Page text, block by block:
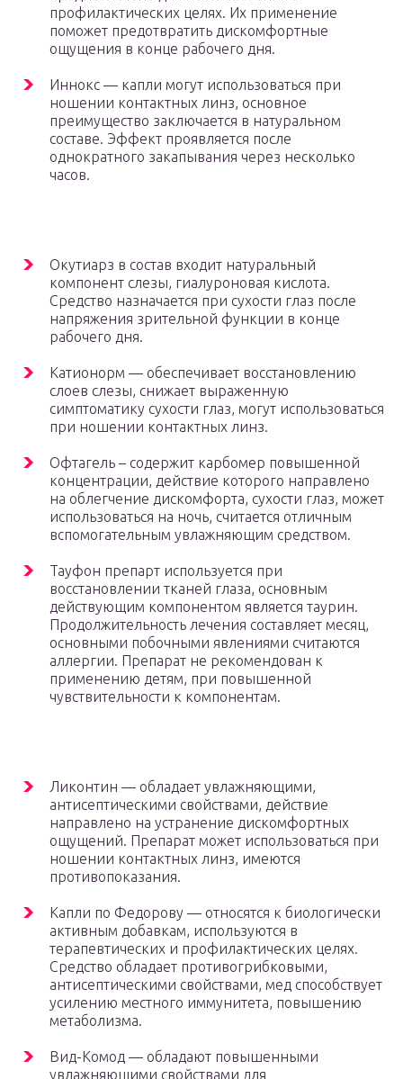
профилактических целях. Их применение
поможет предотвратить дискомфортные
ощущения в конце рабочего дня.
Иннокс — капли могут использоваться при
ношении контактных линз, основное
преимущество заключается в натуральном
составе. Эффект проявляется после
однократного закапывания через несколько
часов.
Окутиарз в состав входит натуральный
компонент слезы, гиалуроновая кислота.
Средство назначается при сухости глаз после
напряжения зрительной функции в конце
рабочего дня.
Катионорм — обеспечивает восстановлению
слоев слезы, снижает выраженную
симптоматику сухости глаз, могут использоваться
при ношении контактных линз.
Офтагель – содержит карбомер повышенной
концентрации, действие которого направлено
на облегчение дискомфорта, сухости глаз, может
использоваться на ночь, считается отличным
вспомогательным увлажняющим средством.
Тауфон препарт используется при
восстановлении тканей глаза, основным
действующим компонентом является таурин.
Продолжительность лечения составляет месяц,
основными побочными явлениями считаются
аллергии. Препарат не рекомендован к
применению детям, при повышенной
чувствительности к компонентам.
Ликонтин — обладает увлажняющими,
антисептическими свойствами, действие
направлено на устранение дискомфортных
ощущений. Препарат может использоваться при
ношении контактных линз, имеются
противопоказания.
Капли по Федорову — относятся к биологически
активным добавкам, используются в
терапевтических и профилактических целях.
Средство обладает противогрибковыми,
антисептическими свойствами, мед способствует
усилению местного иммунитета, повышению
метаболизма.
Вид-Комод — обладают повышенными
увлажняющими свойствами для